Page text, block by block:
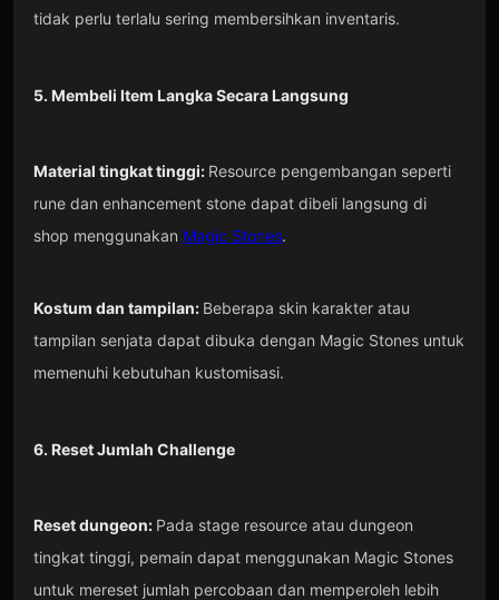
tidak perlu terlalu sering membersihkan inventaris.
5. Membeli Item Langka Secara Langsung
Material tingkat tinggi: Resource pengembangan seperti
rune dan enhancement stone dapat dibeli langsung di
shop menggunakan Magic Stones.
Kostum dan tampilan: Beberapa skin karakter atau
tampilan senjata dapat dibuka dengan Magic Stones untuk
memenuhi kebutuhan kustomisasi.
6. Reset Jumlah Challenge
Reset dungeon: Pada stage resource atau dungeon
tingkat tinggi, pemain dapat menggunakan Magic Stones
untuk mereset jumlah percobaan dan memperoleh lebih